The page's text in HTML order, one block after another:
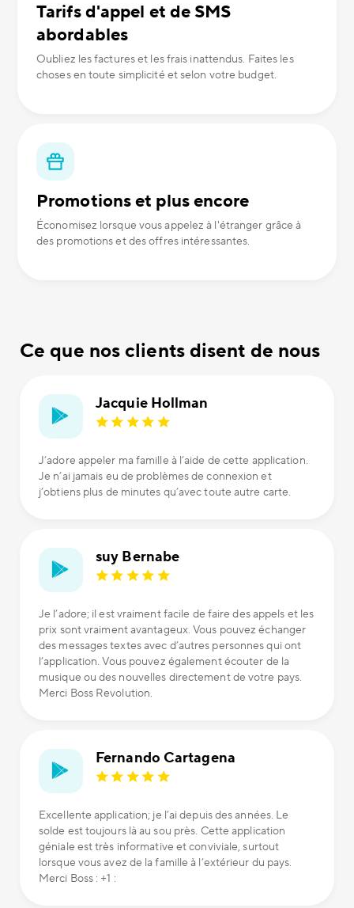
Tarifs d'appel et de SMS
abordables
Oubliez les factures et les frais inattendus. Faites les
choses en toute simplicité et selon votre budget.
Promotions et plus encore
Économisez lorsque vous appelez à l'étranger grâce à
des promotions et des offres intéressantes.
Ce que nos clients disent de nous
Jacquie Hollman
J’adore appeler ma famille à l’aide de cette application.
Je n’ai jamais eu de problèmes de connexion et
j’obtiens plus de minutes qu’avec toute autre carte.
suy Bernabe
Je l’adore; il est vraiment facile de faire des appels et les
prix sont vraiment avantageux. Vous pouvez échanger
des messages textes avec d’autres personnes qui ont
l’application. Vous pouvez également écouter de la
musique ou des nouvelles directement de votre pays.
Merci Boss Revolution.
Fernando Cartagena
Excellente application; je l’ai depuis des années. Le
solde est toujours là au sou près. Cette application
géniale est très informative et conviviale, surtout
lorsque vous avez de la famille à l’extérieur du pays.
Merci Boss : +1 :